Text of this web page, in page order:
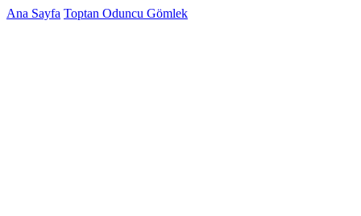
Ana Sayfa Toptan Oduncu Gömlek